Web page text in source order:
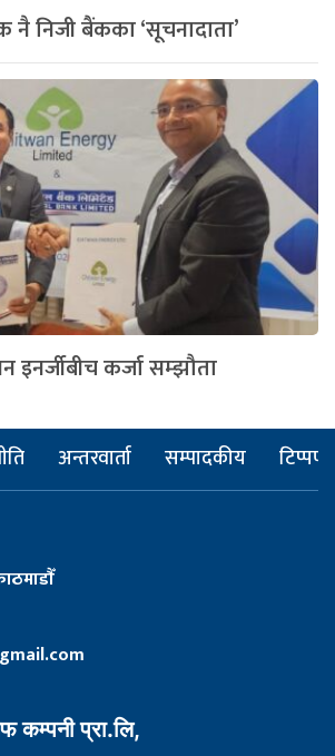
नै निजी बैंकका ‘सूचनादाता’
कर्जा सम्झौता
अन्तरवार्ता सम्पादकीय टिप्पणी
कम्पनी प्रा.लि,